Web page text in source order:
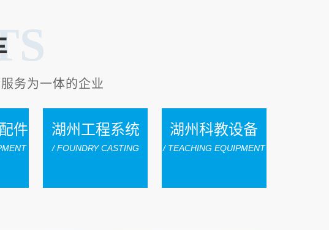
务为一体的企业
件 湖州工程系统
/ FOUNDRY CASTING
湖州科教设备
/ TEACHING EQUIPMENT